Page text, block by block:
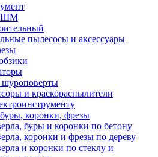
пылесосы и аксессуары
и краскораспылители
коронки, фрезы
буры и коронки по бетону
коронки и фрезы по дереву
и коронки по стеклу и